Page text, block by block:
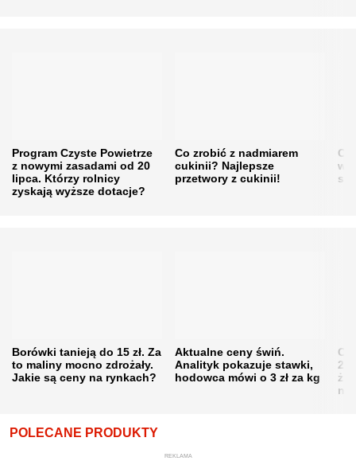
Program Czyste Powietrze
z nowymi zasadami od 20
lipca. Którzy rolnicy
zyskają wyższe dotacje?
Co zrobić z nadmiarem
cukinii? Najlepsze
przetwory z cukinii!
w
Borówki tanieją do 15 zł. Za
to maliny mocno zdrożały.
Jakie są ceny na rynkach?
Aktualne ceny świń.
Analityk pokazuje stawki,
hodowca mówi o 3 zł za kg
POLECANE PRODUKTY
REKLAMA